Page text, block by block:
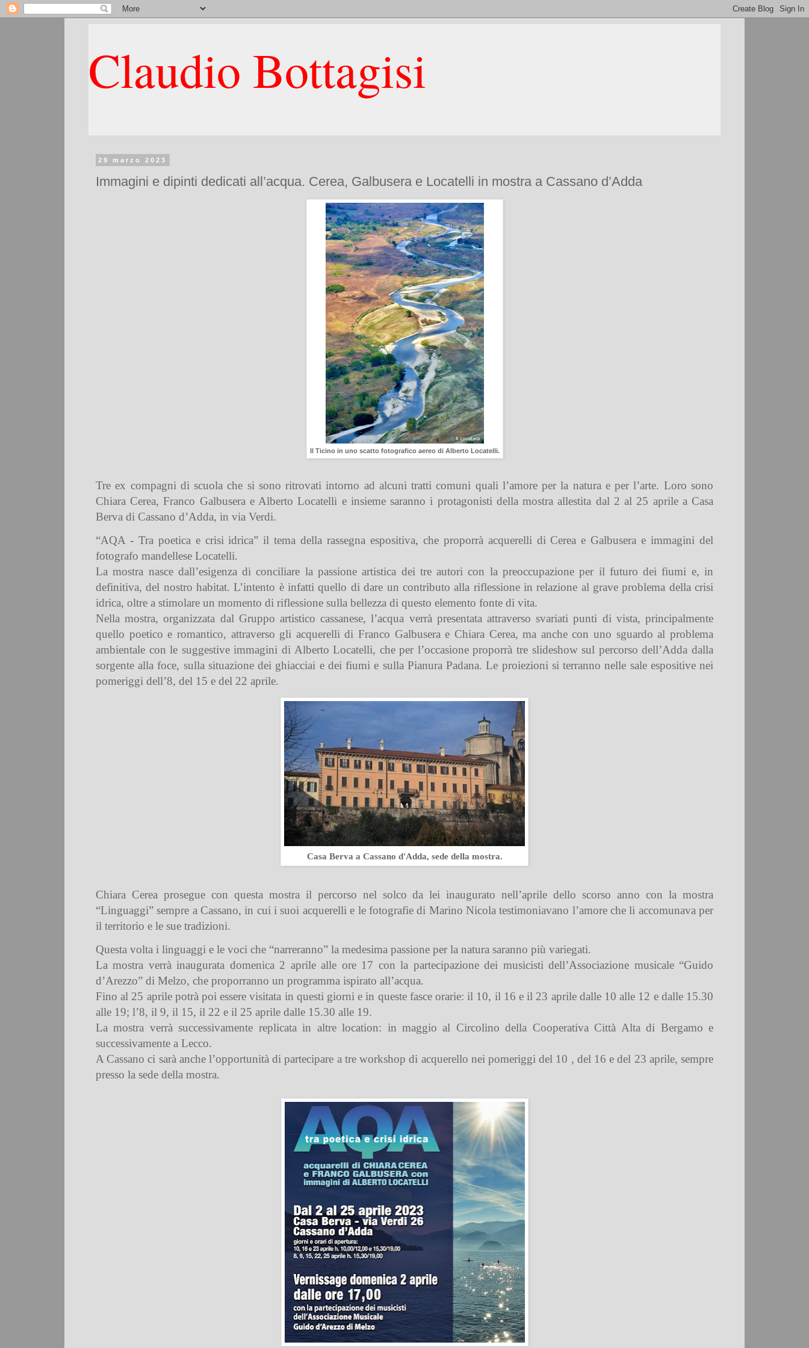
Claudio Bottagisi
29 marzo 2023
Immagini e dipinti dedicati all’acqua. Cerea, Galbusera e Locatelli in mostra a Cassano d’Adda
Il Ticino in uno scatto fotografico aereo di Alberto Locatelli.
Tre ex compagni di scuola che si sono ritrovati intorno ad alcuni tratti comuni quali l’amore per la natura e per l’arte. Loro sono
Chiara Cerea, Franco Galbusera e Alberto Locatelli e insieme saranno i protagonisti della mostra allestita dal 2 al 25 aprile a Casa
Berva di Cassano d’Adda, in via Verdi.
“AQA - Tra poetica e crisi idrica” il tema della rassegna espositiva, che proporrà acquerelli di Cerea e Galbusera e immagini del
fotografo mandellese Locatelli.
La mostra nasce dall’esigenza di conciliare la passione artistica dei tre autori con la preoccupazione per il futuro dei fiumi e, in
definitiva, del nostro habitat. L’intento è infatti quello di dare un contributo alla riflessione in relazione al grave problema della crisi
idrica, oltre a stimolare un momento di riflessione sulla bellezza di questo elemento fonte di vita.
Nella mostra, organizzata dal Gruppo artistico cassanese, l’acqua verrà presentata attraverso svariati punti di vista, principalmente
quello poetico e romantico, attraverso gli acquerelli di Franco Galbusera e Chiara Cerea, ma anche con uno sguardo al problema
ambientale con le suggestive immagini di Alberto Locatelli, che per l’occasione proporrà tre slideshow sul percorso dell’Adda dalla
sorgente alla foce, sulla situazione dei ghiacciai e dei fiumi e sulla Pianura Padana. Le proiezioni si terranno nelle sale espositive nei
pomeriggi dell’8, del 15 e del 22 aprile.
Casa Berva a Cassano d'Adda, sede della mostra.
Chiara Cerea prosegue con questa mostra il percorso nel solco da lei inaugurato nell’aprile dello scorso anno con la mostra
“Linguaggi” sempre a Cassano, in cui i suoi acquerelli e le fotografie di Marino Nicola testimoniavano l’amore che li accomunava per
il territorio e le sue tradizioni.
Questa volta i linguaggi e le voci che “narreranno” la medesima passione per la natura saranno più variegati.
La mostra verrà inaugurata domenica 2 aprile alle ore 17 con la partecipazione dei musicisti dell’Associazione musicale “Guido
d’Arezzo” di Melzo, che proporranno un programma ispirato all’acqua.
Fino al 25 aprile potrà poi essere visitata in questi giorni e in queste fasce orarie: il 10, il 16 e il 23 aprile dalle 10 alle 12 e dalle 15.30
alle 19; l’8, il 9, il 15, il 22 e il 25 aprile dalle 15.30 alle 19.
La mostra verrà successivamente replicata in altre location: in maggio al Circolino della Cooperativa Città Alta di Bergamo e
successivamente a Lecco.
A Cassano ci sarà anche l’opportunità di partecipare a tre workshop di acquerello nei pomeriggi del 10 , del 16 e del 23 aprile, sempre
presso la sede della mostra.